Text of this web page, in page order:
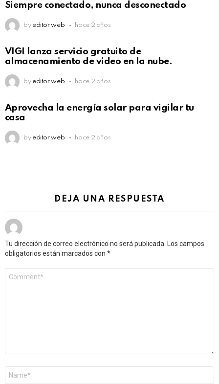
Siempre conectado, nunca desconectado
by editor web hace 2 años
VIGI lanza servicio gratuito de
almacenamiento de video en la nube.
by editor web hace 2 años
Aprovecha la energía solar para vigilar tu
casa
by editor web hace 2 años
DEJA UNA RESPUESTA
Tu dirección de correo electrónico no será publicada.
Los campos
obligatorios están marcados con *